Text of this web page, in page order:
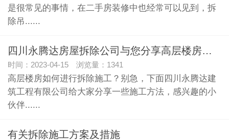
是很常见的事情，在二手房装修中也经常可以见到，拆
除吊......
四川永腾达房屋拆除公司与您分享高层楼房拆除的方法！
时间：2023-04-15 浏览量：1341
高层楼房如何进行拆除施工？别急，下面四川永腾达建
筑工程有限公司给大家分享一些施工方法，感兴趣的小
伙伴......
有关拆除施工方案及措施